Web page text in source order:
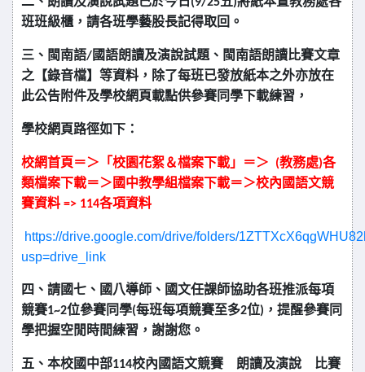
班班級櫃，請各班學藝股長記得取回。
三、閩南語/國語朗讀及演說試題、閩南語朗讀比賽文章
之【錄音檔】等資料，除了每班已發放紙本之外亦放在
此公告附件及學校網頁載點供參賽同學下載練習，
學校網頁路徑如下：
校網首頁＝＞「校園花絮＆檔案下載」＝＞ (教務處)各
類檔案下載＝＞國中教學組檔案下載＝＞校內國語文競
賽資料 => 114各項資料
https://drive.google.com/drive/folders/
usp=drive_link
四、請國七、國八導師、國文任課師協助各班推派每項
競賽1~2位參賽同學(每班每項競賽至多2位)，提醒參賽同
學把握空閒時間練習，謝謝您。
五、本校國中部114校內國語文競賽 朗讀及演說 比賽